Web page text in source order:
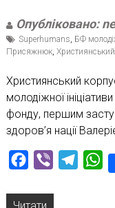
Опубліковано:
Superhumans, БФ
Присяжнюк,
Християнський
молодіжної
фонду, першим
здоров’я нації
Facebook
Viber